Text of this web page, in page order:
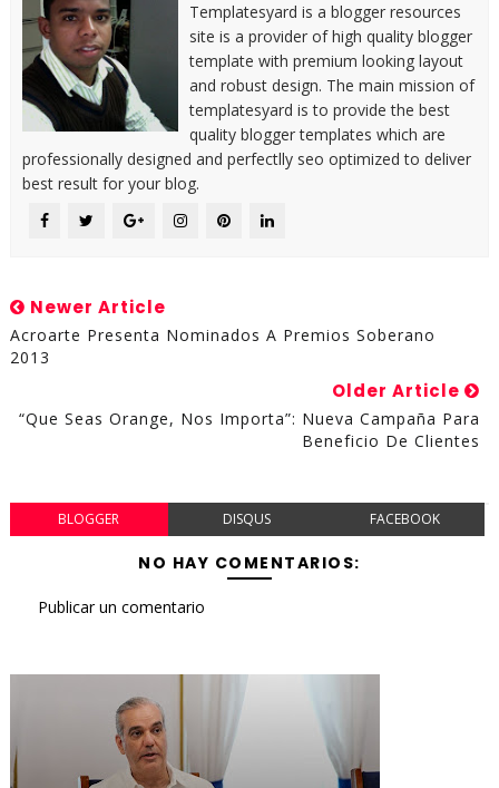
Templatesyard is a blogger resources
site is a provider of high quality blogger
template with premium looking layout
and robust design. The main mission of
templatesyard is to provide the best
quality blogger templates which are
professionally designed and perfectlly seo optimized to deliver
best result for your blog.
Newer Article
Acroarte Presenta Nominados A Premios Soberano
2013
Older Article
“Que Seas Orange, Nos Importa”: Nueva Campaña Para
Beneficio De Clientes
BLOGGER DISQUS FACEBOOK
NO HAY COMENTARIOS:
Publicar un comentario